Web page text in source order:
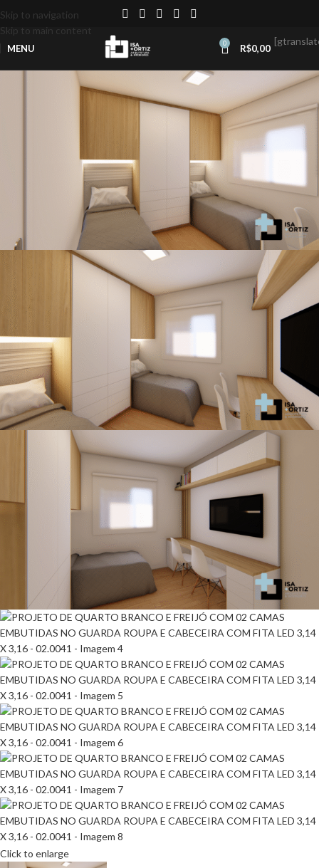
Skip to navigation
Skip to main content
MENU 0 R$0,00
Click to enlarge